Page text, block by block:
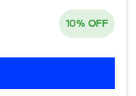
10% OFF